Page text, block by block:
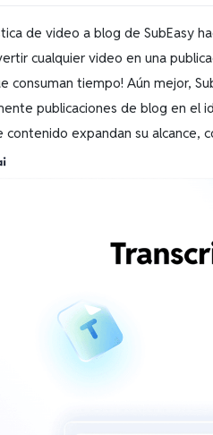
de video a blog de SubEasy
cualquier video en una
consuman tiempo! Aún mejor,
publicaciones de blog en el
contenido expandan su alcance,